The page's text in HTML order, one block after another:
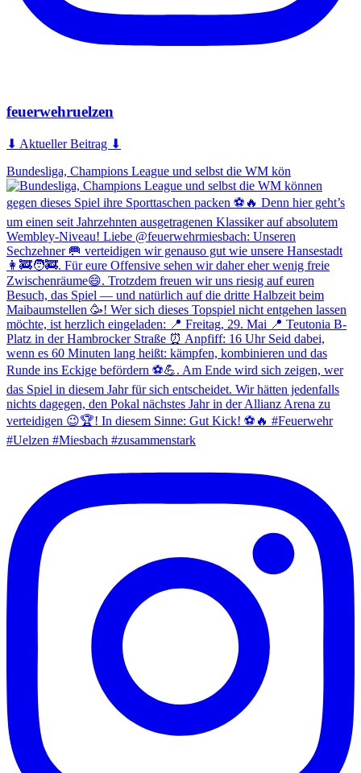
feuerwehruelzen
⬇ Aktueller Beitrag ⬇
Bundesliga, Champions League und selbst die WM kön